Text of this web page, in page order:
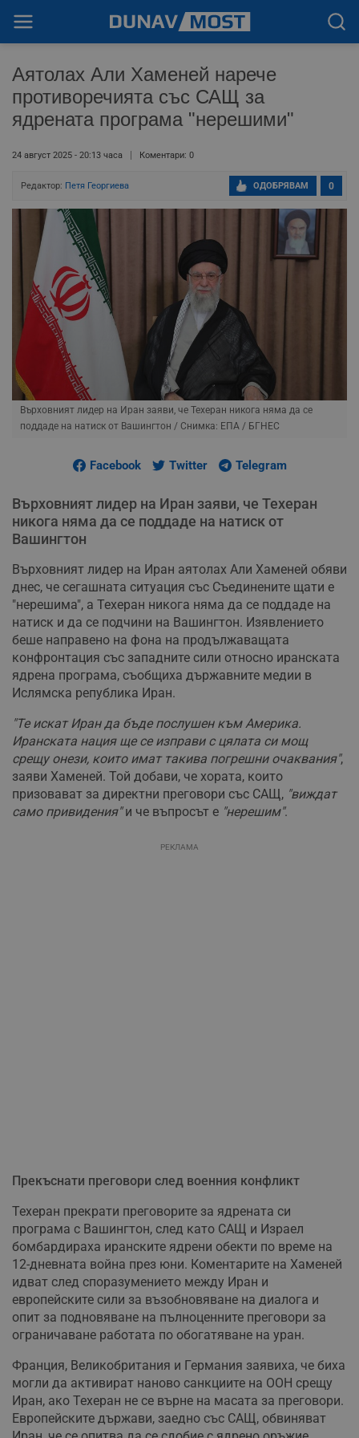
Аятолах Али Хаменей нарече
противоречията със САЩ за
ядрената програма "нерешими"
24 август 2025 - 20:13 часа Коментари: 0
Редактор: Петя Георгиева 0
ОДОБРЯВАМ
Върховният лидер на Иран заяви, че Техеран никога няма да се
поддаде на натиск от Вашингтон / Снимка: ЕПА / БГНЕС
Facebook Twitter Telegram
Върховният лидер на Иран заяви, че Техеран
никога няма да се поддаде на натиск от
Вашингтон
Върховният лидер на Иран аятолах Али Хаменей обяви
днес, че сегашната ситуация със Съединените щати е
"нерешима", а Техеран никога няма да се поддаде на
натиск и да се подчини на Вашингтон. Изявлението
беше направено на фона на продължаващата
конфронтация със западните сили относно иранската
ядрена програма, съобщиха държавните медии в
Ислямска република Иран.
"Те искат Иран да бъде послушен към Америка.
Иранската нация ще се изправи с цялата си мощ
срещу онези, които имат такива погрешни очаквания",
заяви Хаменей. Той добави, че хората, които
призовават за директни преговори със САЩ, "виждат
само привидения"и че въпросът е "нерешим".
РЕКЛАМА
Прекъснати преговори след военния конфликт
Техеран прекрати преговорите за ядрената си
програма с Вашингтон, след като САЩ и Израел
бомбардираха иранските ядрени обекти по време на
12-дневната война през юни. Коментарите на Хаменей
идват след споразумението между Иран и
европейските сили за възобновяване на диалога и
опит за подновяване на пълноценните преговори за
ограничаване работата по обогатяване на уран.
Франция, Великобритания и Германия заявиха, че биха
могли да активират наново санкциите на ООН срещу
Иран, ако Техеран не се върне на масата за преговори.
Европейските държави, заедно със САЩ, обвиняват